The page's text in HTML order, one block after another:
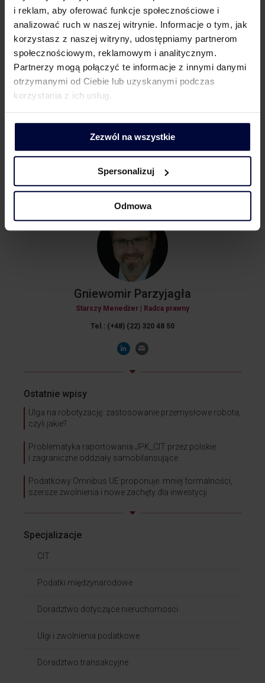
i reklam, aby oferować funkcje społecznościowe i
analizować ruch w naszej witrynie. Informacje o tym, jak
korzystasz z naszej witryny, udostępniamy partnerom
społecznościowym, reklamowym i analitycznym.
Partnerzy mogą połączyć te informacje z innymi danymi
otrzymanymi od Ciebie lub uzyskanymi podczas
korzystania z ich usług.
Zezwól na wszystkie
Spersonalizuj
Odmowa
na bieżąco, tak aby nie skumulować obowiązków
na moment zniesienia stanu zagrożenia
epidemicznego (30-ego dnia po odwołaniu tego
stanu), co mam nadzieję, nastąpi w nieodległej
przyszłości.
Gniewomir Parzyjagła
Starszy Menedżer | Radca prawny
Tel.: (+48) (22) 320 48 50
Ostatnie wpisy
Ulga na robotyzację: zastosowanie przemysłowe robota,
czyli jakie?
Problematyka raportowania JPK_CIT przez polskie
i zagraniczne oddziały samobilansujące
Podatkowy Omnibus UE proponuje: mniej formalności,
szersze zwolnienia i nowe zachęty dla inwestycji
Specjalizacje
CIT
Podatki międzynarodowe
Doradztwo dotyczące nieruchomości
Ulgi i zwolnienia podatkowe
Doradztwo transakcyjne